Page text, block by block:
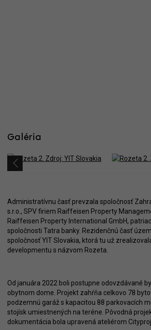
Galéria
Administratívnu časť prevzala spoločnosť
s.r.o., SPV firiem Raiffeisen Property
Raiffeisen Property International GmbH,
spoločnosti Tatra banky. Rezidenčnú časť
spoločnosť YIT Slovakia, ktorá tu už
developmentu s názvom Rozeta.
Od januára 2022 boli postupne odovzdávané
obytnom dome. Projekt zahŕňa celkovo 78
podzemnú garáž s kapacitou 88 parkovacích
stojísk umiestnených na teréne. Pôvodná
dokumentácia bola upravená ateliérom